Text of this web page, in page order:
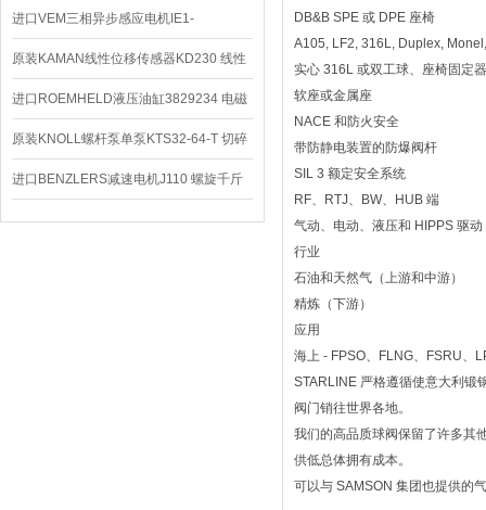
进口VEM三相异步感应电机IE1-
K21R80G4马达
原装KAMAN线性位移传感器KD230 线性
编码器
进口ROEMHELD液压油缸3829234 电磁
阀定位器
原装KNOLL螺杆泵单泵KTS32-64-T 切碎
排屑机
进口BENZLERS减速电机J110 螺旋千斤
顶BD-58
DB&B SPE 或 DPE 座椅
A105, LF2, 316L, Duplex,
实心 316L 或双工球、座椅固定
软座或金属座
NACE 和防火安全
带防静电装置的防爆阀杆
SIL 3 额定安全系统
RF、RTJ、BW、HUB 端
气动、电动、液压和 HIPPS 驱动
行业
石油和天然气（上游和中游）
精炼（下游）
应用
海上 - FPSO、FLNG、FSRU、
STARLINE 严格遵循使意大利锻
阀门销往世界各地。
我们的高品质球阀保留了许多其
供低总体拥有成本。
可以与 SAMSON 集团也提供的